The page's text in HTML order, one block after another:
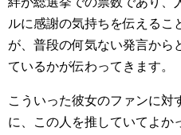
ルに感謝の気持ちを伝えるこ
が、普段の何気ない発言から
ているかが伝わってきます。
こういった彼女のファンに対
に、この人を推していてよか